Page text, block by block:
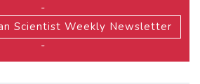
-
Scientist Weekly Newsletter
-